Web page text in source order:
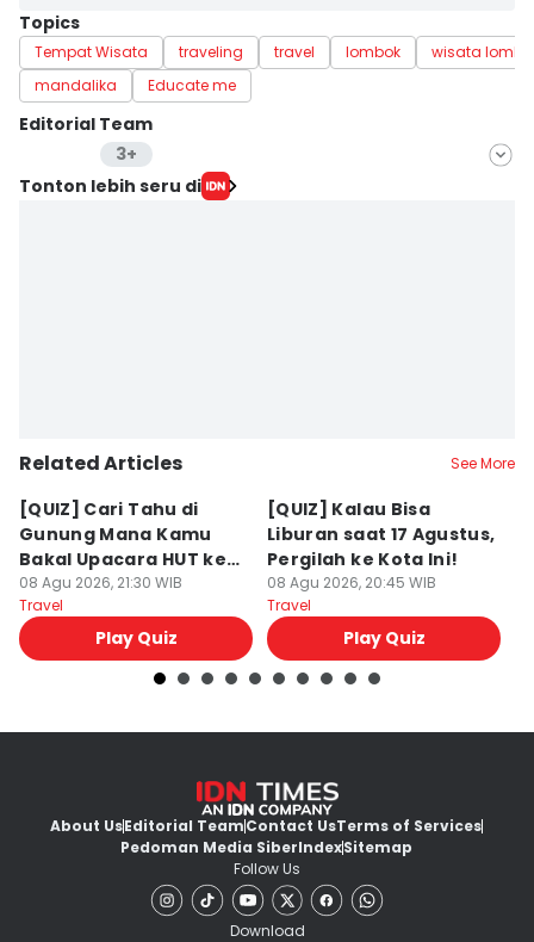
Topics
Tempat Wisata traveling travel lombok
wisata
mandalika
Educate me
Editorial Team
3+
Editor
Tonton lebih seru di
Related Articles See More
[QUIZ] Cari Tahu di
Gunung Mana Kamu
Bakal Upacara HUT ke-
81 RI!
08 Agu 2026, 21:30 WIB
Travel
Play Quiz
[QUIZ] Kalau Bisa
Liburan saat 17 Agustus,
Pergilah ke Kota Ini!
08 Agu 2026, 20:45 WIB
Travel
Play Quiz
About UsEditorial TeamContact UsTerms of Services
Pedoman Media SiberIndexSitemap
Follow Us
Download